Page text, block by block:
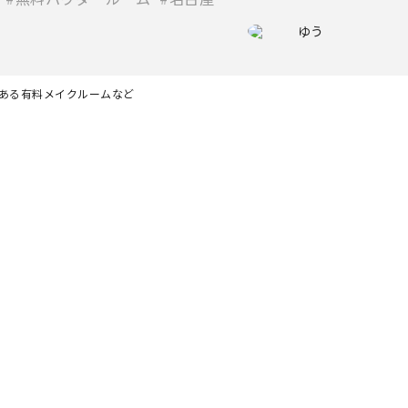
ゆう
る有料メイクルームなど